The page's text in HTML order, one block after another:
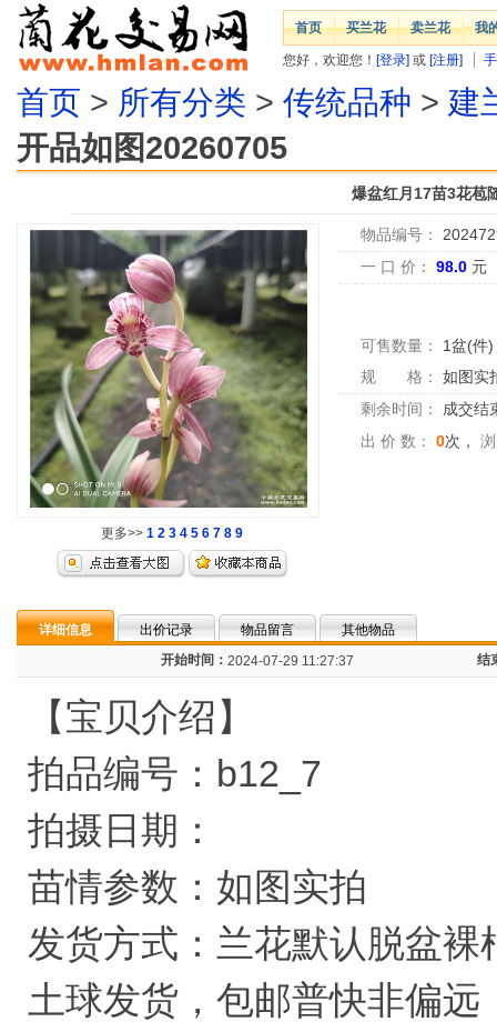
首页 买兰花 卖兰花 我
您好，欢迎您！ [登录] 或 [注册]
首页 > 所有分类 > 传统品种 > 建
开品如图20260705
爆盆红月17苗3花苞
更多>> 1 2 3 4 5 6 7 8 9
物品编号：
一 口 价：
98.0 元
可售数量： 1盆(件)
规 格：
如图实
剩余时间：
成交结
出 价 数：
0次，
详细信息 出价记录 物品留言
其他物品
开始时间： 2024-07-29 11:27:37 结
【宝贝介绍】
拍品编号：b12_7
拍摄日期：
苗情参数：如图实拍
发货方式：兰花默认脱盆
土球发货，包邮普快非偏远